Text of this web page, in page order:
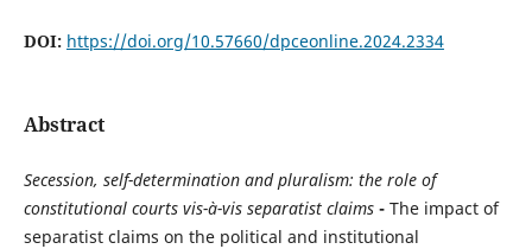
DOI: https://doi.org/10.57660/dpceonline.2024.2334
Abstract
Secession, self-determination and pluralism: the role of
constitutional courts vis-à-vis separatist claims- The impact of
separatist claims on the political and institutional